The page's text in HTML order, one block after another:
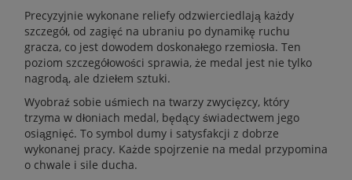
Precyzyjnie wykonane reliefy odzwierciedlają każdy
szczegół, od zagięć na ubraniu po dynamikę ruchu
gracza, co jest dowodem doskonałego rzemiosła. Ten
poziom szczegółowości sprawia, że medal jest nie tylko
nagrodą, ale dziełem sztuki.
Wyobraź sobie uśmiech na twarzy zwycięzcy, który
trzyma w dłoniach medal, będący świadectwem jego
osiągnięć. To symbol dumy i satysfakcji z dobrze
wykonanej pracy. Każde spojrzenie na medal przypomina
o chwale i sile ducha.